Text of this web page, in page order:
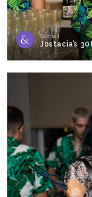
Social
Jostacia’s